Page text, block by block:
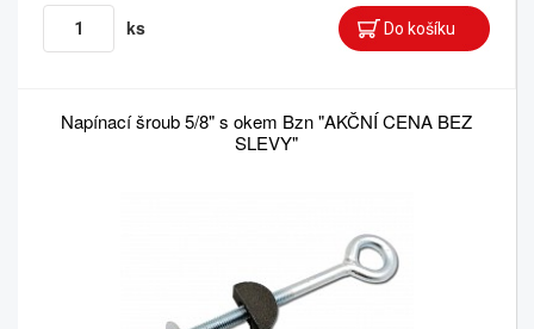
ks
Napínací šroub 5/8" s okem Bzn "AKČNÍ CENA BEZ
SLEVY"